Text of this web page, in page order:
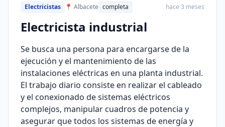
Electricistas 📍 Albacete completa hace 3 meses
Electricista industrial
Se busca una persona para encargarse de la
ejecución y el mantenimiento de las
instalaciones eléctricas en una planta industrial.
El trabajo diario consiste en realizar el cableado
y el conexionado de sistemas eléctricos
complejos, manipular cuadros de potencia y
asegurar que todos los sistemas de energía y